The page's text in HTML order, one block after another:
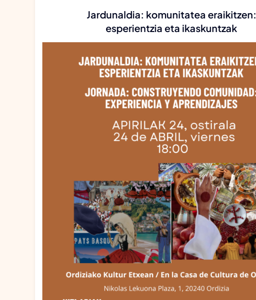
Jardunaldia: komunitatea eraikitzen:
esperientzia eta ikaskuntzak